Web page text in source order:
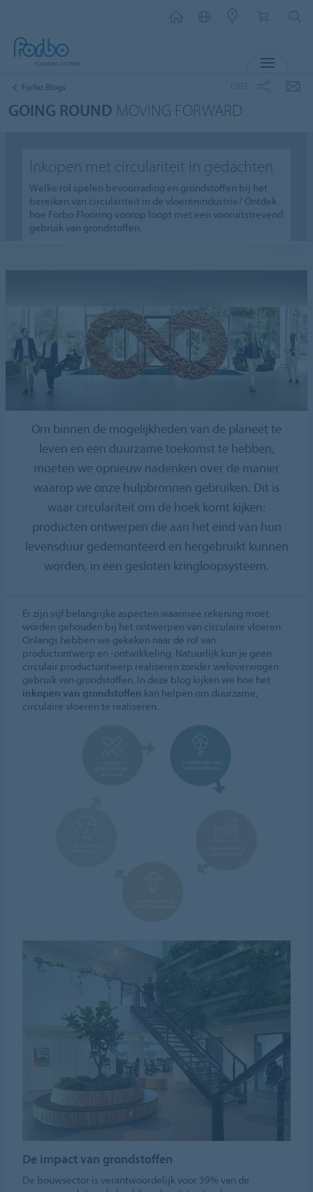
Forbo Blogs
GOING ROUND MOVING FORWARD
Inkopen met circulariteit in gedachten
Welke rol spelen bevoorrading en grondstoffen bij het
bereiken van circulariteit in de vloerenindustrie? Ontdek
hoe Forbo Flooring voorop loopt met een vooruitstrevend
gebruik van grondstoffen.
Om binnen de mogelijkheden van de planeet te
leven en een duurzame toekomst te hebben,
moeten we opnieuw nadenken over de manier
waarop we onze hulpbronnen gebruiken. Dit is
waar circulariteit om de hoek komt kijken:
producten ontwerpen die aan het eind van hun
levensduur gedemonteerd en hergebruikt kunnen
worden, in een gesloten kringloopsysteem.
Er zijn vijf belangrijke aspecten waarmee rekening moet
worden gehouden bij het ontwerpen van circulaire vloeren.
Onlangs hebben we gekeken naar de rol van
productontwerp en -ontwikkeling. Natuurlijk kun je geen
circulair productontwerp realiseren zonder weloverwogen
gebruik van grondstoffen. In deze blog kijken we hoe het
inkopen van grondstoffen kan helpen om duurzame,
circulaire vloeren te realiseren.
De impact van grondstoffen
De bouwsector is verantwoordelijk voor 39% van de